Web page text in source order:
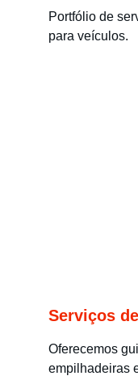
Portfólio de
para veículos.
Serviços
Oferecemos
empilhadeiras